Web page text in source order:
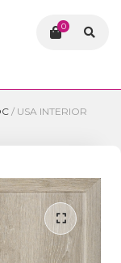
0
/ USA INTERIOR